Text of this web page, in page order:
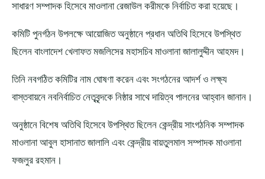
সাধারণ সম্পাদক হিসেবে মাওলানা রেজাউল করীমকে নির্বাচিত করা হয়েছে।
কমিটি পুনর্গঠন উপলক্ষে আয়োজিত অনুষ্ঠানে প্রধান অতিথি হিসেবে উপস্থিত
ছিলেন বাংলাদেশ খেলাফত মজলিসের মহাসচিব মাওলানা জালালুদ্দীন আহমদ।
তিনি নবগঠিত কমিটির নাম ঘোষণা করেন এবং সংগঠনের আদর্শ ও লক্ষ্য
বাস্তবায়নে নবনির্বাচিত নেতৃবৃন্দকে নিষ্ঠার সাথে দায়িত্ব পালনের আহ্বান জানান।
অনুষ্ঠানে বিশেষ অতিথি হিসেবে উপস্থিত ছিলেন কেন্দ্রীয় সাংগঠনিক সম্পাদক
মাওলানা আবুল হাসানাত জালালি এবং কেন্দ্রীয় বায়তুলমাল সম্পাদক মাওলানা
ফজলুর রহমান।